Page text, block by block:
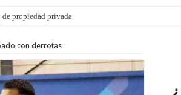
y adolescentes que esperan una familia tiene
con derrotas